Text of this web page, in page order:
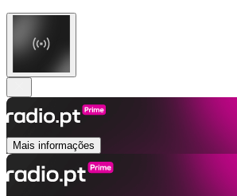
Mais informações